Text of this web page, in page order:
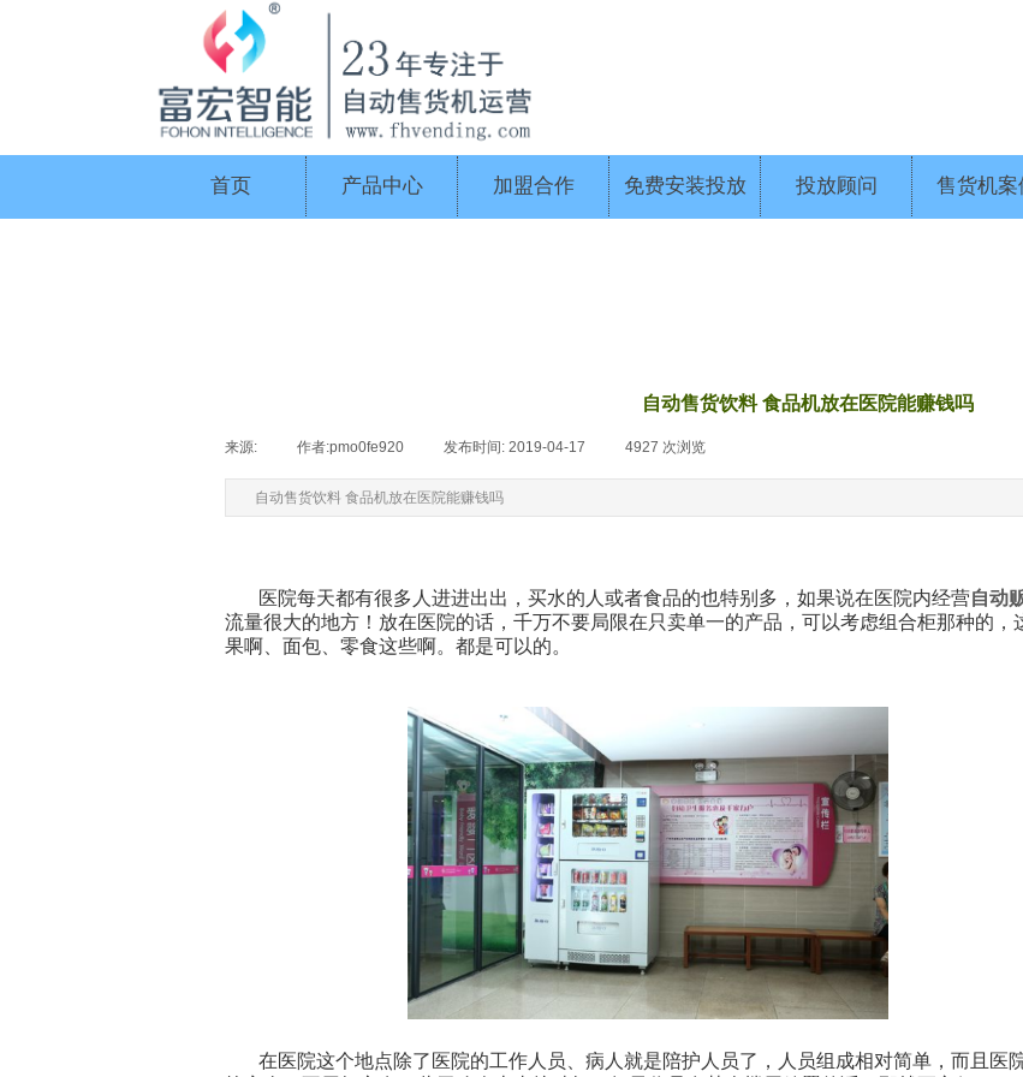
首页 产品中心 加盟合作 免费安装投放 投放顾问 售货机案
自动售货饮料 食品机放在医院能赚钱吗
来源: 作者:pmo0fe920 发布时间: 2019-04-17 4927 次浏览
自动售货饮料 食品机放在医院能赚钱吗
医院每天都有很多人进进出出，买水的人或者食品的也特别多，如果说在医院内经营自动
流量很大的地方！ 放在医院的话，千万不要局限在只卖单一的产品，可以考虑组合柜那种的
果啊、面包、零食这些啊。都是可以的。
在医院这个地点除了医院的工作人员、病人就是陪护人员了，人员组成相对简单，而且医